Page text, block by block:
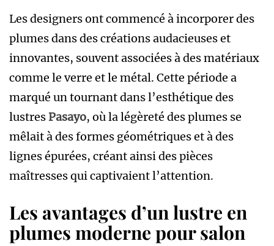
Les designers ont commencé à incorporer des
plumes dans des créations audacieuses et
innovantes, souvent associées à des matériaux
comme le verre et le métal. Cette période a
marqué un tournant dans l’esthétique des
lustresPasayo, où la légèreté des plumes se
mêlait à des formes géométriques et à des
lignes épurées, créant ainsi des pièces
maîtresses qui captivaient l’attention.
Les avantages d’un lustre en
plumes moderne pour salon